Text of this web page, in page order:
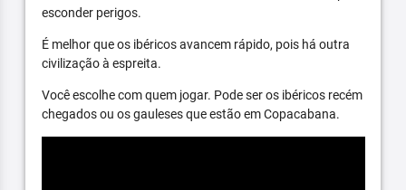
esconder perigos.
É melhor que os ibéricos avancem rápido, pois há outra
civilização à espreita.
Você escolhe com quem jogar. Pode ser os ibéricos recém
chegados ou os gauleses que estão em Copacabana.